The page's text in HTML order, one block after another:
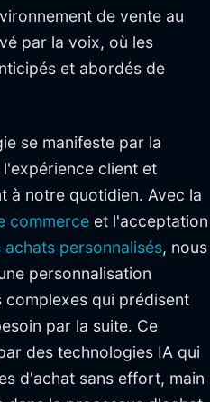
de vente au
par la voix, où les
et abordés de
se manifeste par la
client et
à notre quotidien. Avec la
commerce et l'acceptation
achats personnalisés, nous
personnalisation
complexes qui prédisent
par la suite. Ce
des technologies IA qui
d'achat sans effort, main